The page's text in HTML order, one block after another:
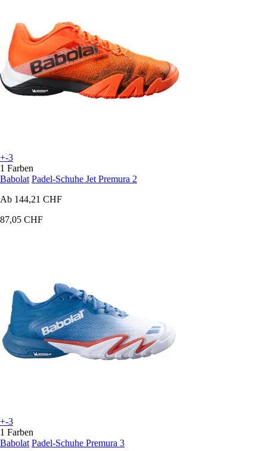
+-3
1 Farben
Babolat Padel-Schuhe Jet Premura 2
Ab 144,21 CHF
87,05 CHF
+-3
1 Farben
Babolat Padel-Schuhe Premura 3